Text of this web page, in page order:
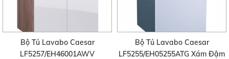
Bộ Tủ Lavabo Caesar
LF5257/EH46001AWV
Bộ Tủ Lavabo Caesar
LF5255/EH05255ATG Xám Đậm